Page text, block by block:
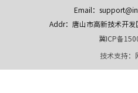
Email：
Addr：唐山市高新技术开
冀ICP备
技术支持：